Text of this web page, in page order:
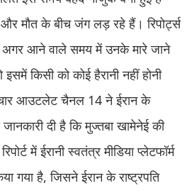
मौत के बीच जंग लड़ रहे हैं। रिपोर्ट्स
अगर आने वाले समय में उनके मारे जाने
किसी को कोई हैरानी नहीं होनी
आउटलेट चैनल 14 ने ईरान के
दी है कि मुज्तबा खामेनेई की
में ईरानी स्वतंत्र मीडिया प्लेटफॉर्म
गया है, जिसने ईरान के राष्ट्रपति